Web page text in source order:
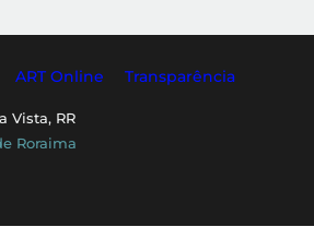
ART Online Transparência
Vista, RR
Roraima